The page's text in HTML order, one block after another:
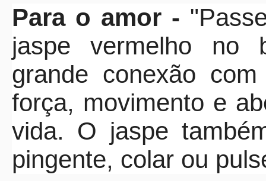
Para o amor -
jaspe vermelho no
grande conexão
força, movimento e
vida. O jaspe
pingente, colar ou